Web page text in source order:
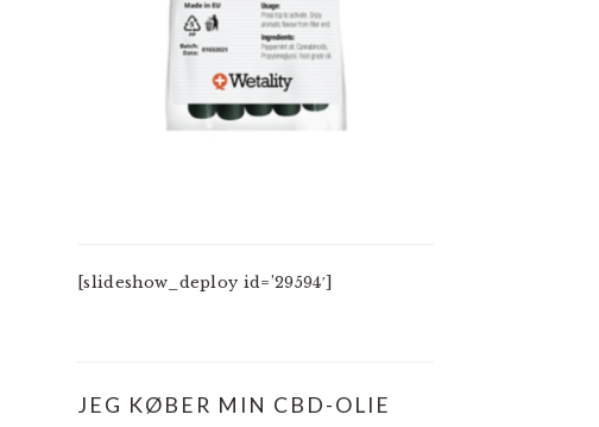
[slideshow_deploy id=’29594′]
JEG KØBER MIN CBD-OLIE